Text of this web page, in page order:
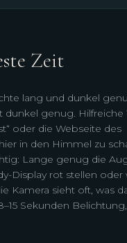
Zeit
lang und dunkel
genug. Hilfreiche
oder die Webseite des
in den Himmel zu
Lange genug die
Display rot stellen
Kamera sieht oft, was
Sekunden